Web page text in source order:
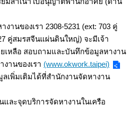
านของเรา 2308-5231 (ext: 703 คู่
คู่สมรสจีนแผ่นดินใหญ่) จะมีเจ้า
เหลือ สอบถามและบันทึกข้อมูลหางาน
งานของเรา (www.okwork.taipei)
เพิ่มเติมได้ที่สำนักงานจัดหางาน
และจุดบริการจัดหางานในเครือ